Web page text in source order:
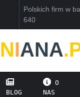
Polskich firm w
640
NIANA
BLOG
O
NAS